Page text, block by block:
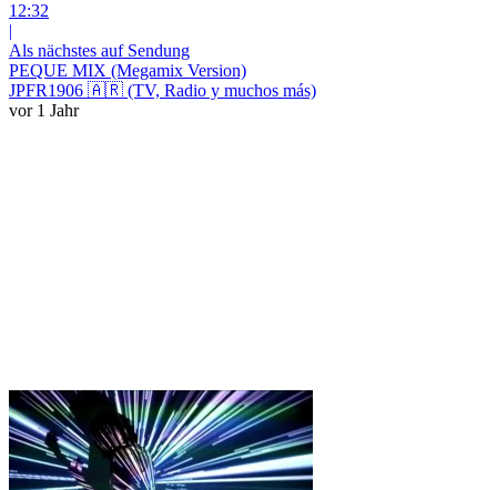
12:32
|
Als nächstes auf Sendung
PEQUE MIX (Megamix Version)
JPFR1906 🇦🇷 (TV, Radio y muchos más)
vor 1 Jahr